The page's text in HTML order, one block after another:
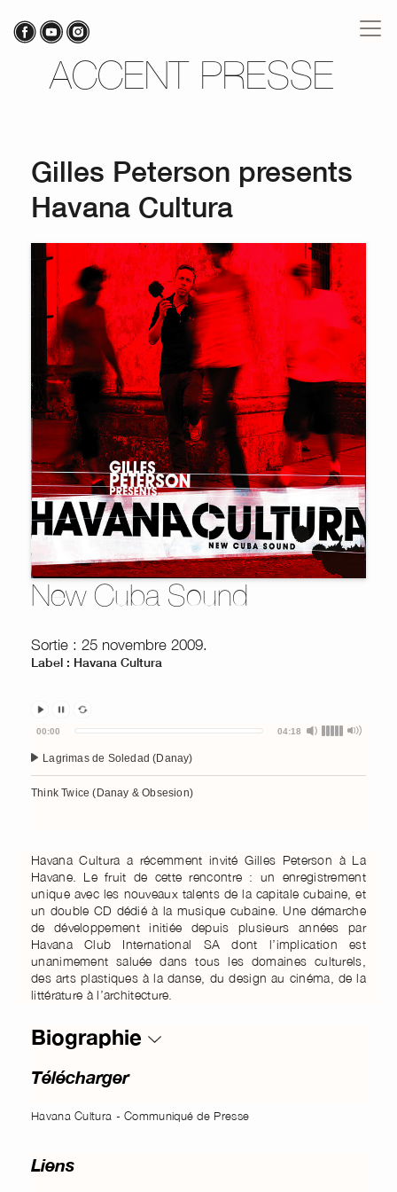
ACCENT PRESSE
Gilles Peterson presents
Havana Cultura
New Cuba Sound
Sortie : 25 novembre 2009.
Label : Havana Cultura
Audio
Player
Lagrimas de Soledad (Danay)
Think Twice (Danay & Obsesion)
00:00 04:18
Havana Cultura a récemment invité Gilles Peterson à La
Havane. Le fruit de cette rencontre : un enregistrement
unique avec les nouveaux talents de la capitale cubaine, et
un double CD dédié à la musique cubaine. Une démarche
de développement initiée depuis plusieurs années par
Havana Club International SA dont l’implication est
unanimement saluée dans tous les domaines culturels,
des arts plastiques à la danse, du design au cinéma, de la
littérature à l’architecture.
Biographie
Télécharger
Havana Cultura - Communiqué de Presse
Liens